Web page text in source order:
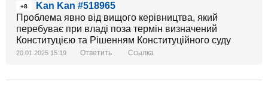
миттєво, десь на другий день після потрапляння в
бригаду, бо після прийняття присяги важче
покарання за СЗЧ. І ось проходить час, начебто
підрозділи бригади потихеньку формуються,
починається проходження хлопцями БЗВП і тут
+8
Kan Kan #518965
Проблема явно від вищого керівництва, який
перебуває при владі поза термін визначений
Конституцією та Рішенням Конституційного суду
20.01.2025 15:19 Ответить Ссылка